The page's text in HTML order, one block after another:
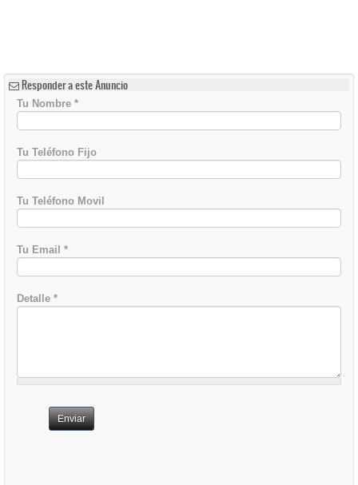
Responder a este Anuncio
Tu Nombre *
Tu Teléfono Fijo
Tu Teléfono Movil
Tu Email *
Detalle *
Enviar